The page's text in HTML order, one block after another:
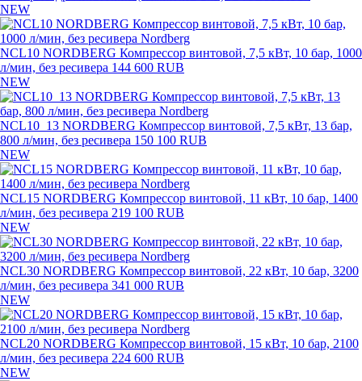
NEW
NCL10 NORDBERG Компрессор винтовой, 7,5 кВт, 10 бар, 1000
л/мин, без ресивера 144 600 RUB
NEW
NCL10_13 NORDBERG Компрессор винтовой, 7,5 кВт, 13 бар,
800 л/мин, без ресивера 150 100 RUB
NEW
NCL15 NORDBERG Компрессор винтовой, 11 кВт, 10 бар, 1400
л/мин, без ресивера 219 100 RUB
NEW
NCL30 NORDBERG Компрессор винтовой, 22 кВт, 10 бар, 3200
л/мин, без ресивера 341 000 RUB
NEW
NCL20 NORDBERG Компрессор винтовой, 15 кВт, 10 бар, 2100
л/мин, без ресивера 224 600 RUB
NEW